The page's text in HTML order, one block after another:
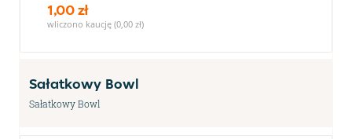
1,00 zł
wliczono kaucję (0,00 zł)
Sałatkowy Bowl
Sałatkowy Bowl